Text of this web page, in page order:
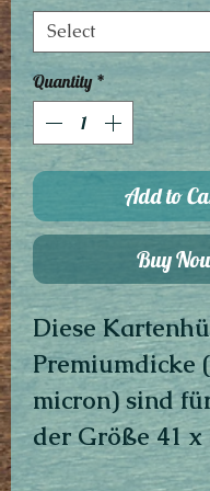
Quantity *
Add to
Buy
Diese
Premiumdicke
micron) sind
der Größe 41 x